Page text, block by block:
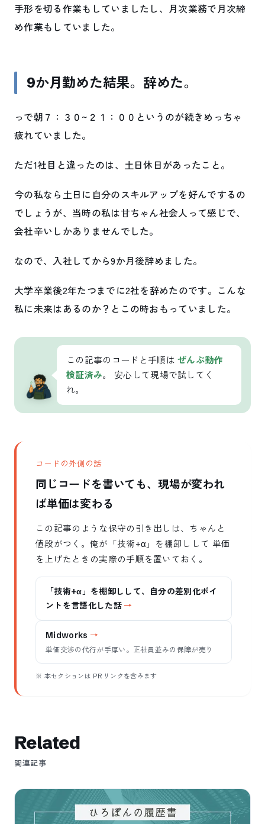
手形を切る作業もしていましたし、月次業務で月次締
め作業もしていました。
9か月勤めた結果。辞めた。
っで朝７：３０~２１：００というのが続きめっちゃ
疲れていました。
ただ1社目と違ったのは、土日休日があったこと。
今の私なら土日に自分のスキルアップを好んでするの
でしょうが、当時の私は甘ちゃん社会人って感じで、
会社辛いしかありませんでした。
なので、入社してから9か月後辞めました。
大学卒業後2年たつまでに2社を辞めたのです。こんな
私に未来はあるのか？とこの時おもっていました。
この記事のコードと手順はぜんぶ動作
検証済み。 安心して現場で試してく
れ。
コードの外側の話
同じコードを書いても、現場が変われ
ば単価は変わる
この記事のような保守の引き出しは、ちゃんと
値段がつく。俺が「技術+α」を棚卸しして 単価
を上げたときの実際の手順を置いておく。
「技術+α」を棚卸しして、自分の差別化ポイ
ントを言語化した話
Midworks
単価交渉の代行が手厚い。正社員並みの保障が売り
※ 本セクションは PR リンクを含みます
Related
関連記事